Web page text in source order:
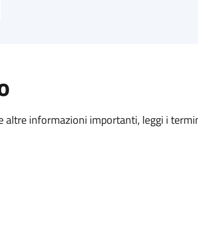
altre informazioni importanti, leggi i